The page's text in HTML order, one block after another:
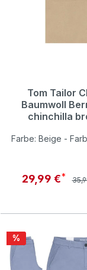
Tom Tailor
Baumwoll
chinchilla
Farbe: Beige -
29,99 €
Rabatt
%